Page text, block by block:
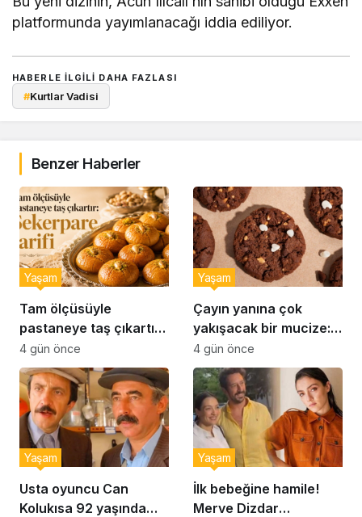
platformunda yayımlanacağı iddia ediliyor.
HABERLE ILGILI DAHA FAZLASI
#Kurtlar Vadisi
Benzer Haberler
Tam ölçüsüyle
pastaneye taş çıkartır:
Şekerpare tarifi
Yaşam
4 gün önce
Çayın yanına çok
yakışacak bir mucize:
Brownie tadında ıslak
kurabiye tarifi…
Yaşam
4 gün önce
Usta oyuncu Can
Kolukısa 92 yaşında
Yaşam
İlk bebeğine hamile!
Merve Dizdar
Yaşam